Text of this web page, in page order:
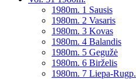
1980m. 1 Sausis
1980m. 2 Vasaris
1980m. 3 Kovas
1980m. 4 Balandis
1980m. 5 Gegužė
1980m. 6 Birželis
1980m. 7 Liepa-Rugp.